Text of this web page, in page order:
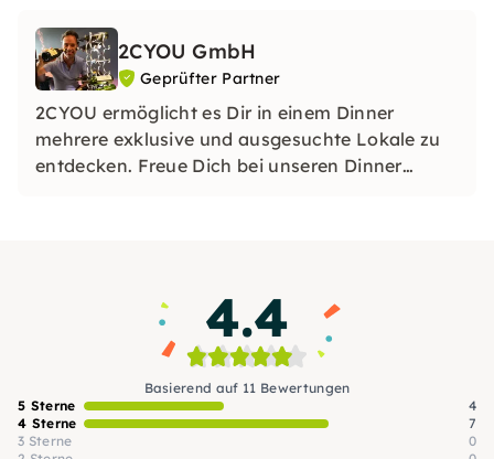
2CYOU GmbH
Geprüfter Partner
2CYOU ermöglicht es Dir in einem Dinner
mehrere exklusive und ausgesuchte Lokale zu
entdecken. Freue Dich bei unseren Dinner
4.4
Basierend auf 11 Bewertungen
5 Sterne
4
4 Sterne
7
3 Sterne
0